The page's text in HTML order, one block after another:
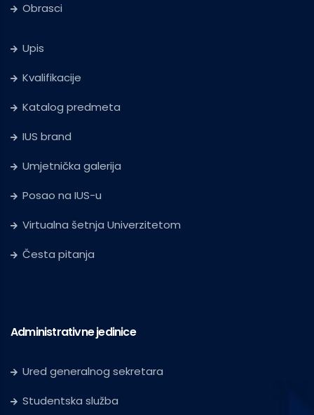
Obrasci
Upis
Kvalifikacije
Katalog predmeta
IUS brand
Umjetnička galerija
Posao na IUS-u
Virtualna šetnja Univerzitetom
Česta pitanja
Administrativne jedinice
Ured generalnog sekretara
Studentska služba